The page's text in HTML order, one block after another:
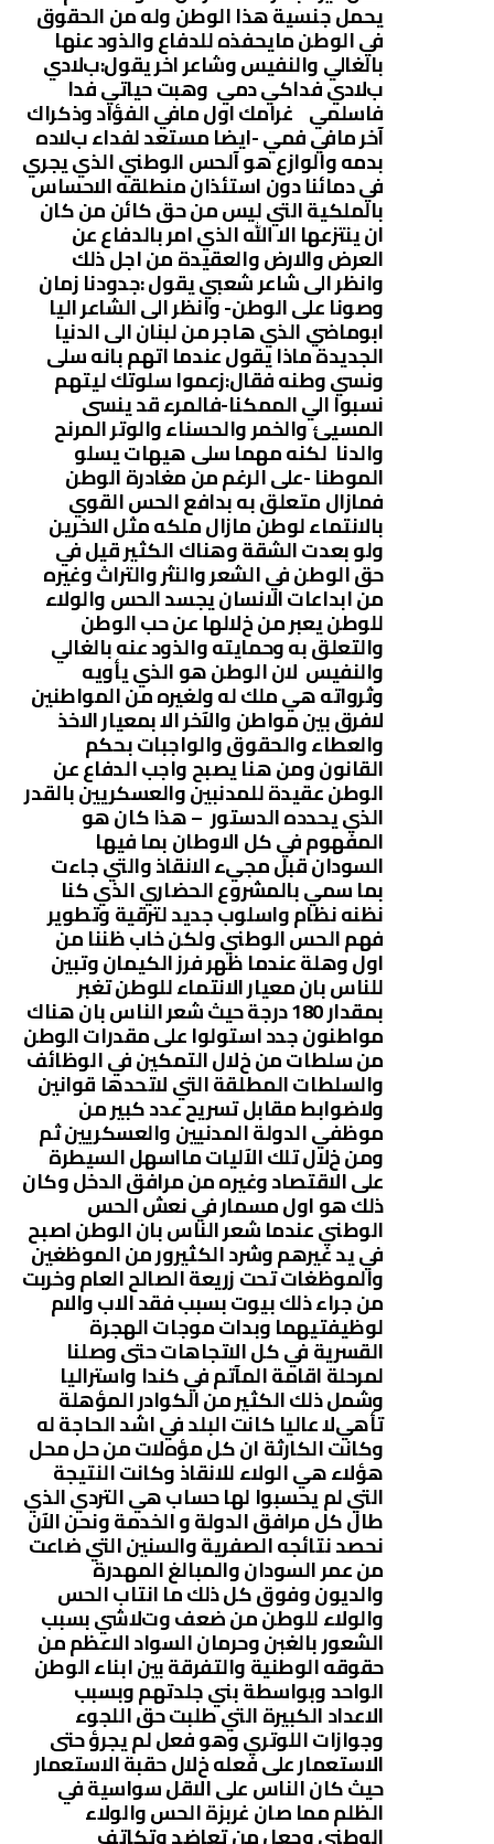
يحمل جنسية هذا الوطن وله من الحقوق
في الوطن مايحفذه للدفاع والذود عنها
بالغالي والنفيس وشاعر اخر يقول:بﻻدي
بﻻدي فداكي دمي وهبت حياتي فدا
فاسلمي غرامك اول مافي الفؤاد وذكراك
آخر مافي فمي -ايضا مستعد لفداء بﻻده
بدمه والوازع هو آلحس الوطني الذي يجري
في دمائنا دون استئذان منطلقه اﻻحساس
بالملكية التي ليس من حق كائن من كان
ان ينتزعها اﻻ الله الذي امر بالدفاع عن
العرض واﻻرض والعقيدة من اجل ذلك
وانظر الى شاعر شعبي يقول :جدودنا زمان
وصونا على الوطن- وانظر الى الشاعر اليا
ابوماضي الذي هاجر من لبنان الى الدنيا
الجديدة ماذا يقول عندما اتهم بانه سلى
ونسي وطنه فقال:زعموا سلوتك ليتهم
نسبوا الي الممكنا-فالمرء قد ينسى
المسيئ والخمر والحسناء والوتر المرنح
والدنا لكنه مهما سلى هيهات يسلو
الموطنا -على الرغم من مغادرة الوطن
فمازال متعلق به بدافع الحس القوي
باﻻنتماء لوطن مازال ملكه مثل اﻻخرين
ولو بعدت الشقة وهناك الكثير قيل في
حق الوطن في الشعر والنثر والتراث وغيره
من ابداعات اﻻنسان يجسد الحس والوﻻء
للوطن يعبر من خﻻلها عن حب الوطن
والتعلق به وحمايته والذود عنه بالغالي
والنفيس ﻻن الوطن هو الذي يأويه
وثرواته هي ملك له ولغيره من المواطنين
ﻻفرق بين مواطن واﻵخر اﻻ بمعيار اﻻخذ
والعطاء والحقوق والواجبات بحكم
القانون ومن هنا يصبح واجب الدفاع عن
الوطن عقيدة للمدنبين والعسكريين بالقدر
الذي يحدده الدستور – هذا كان هو
المفهوم في كل اﻻوطان بما فيها
السودان قبل مجيء اﻻنقاذ والتي جاءت
بما سمي بالمشروع الحضاري الذي كنا
نظنه نظام واسلوب جديد لترقية وتطوير
فهم الحس الوطني ولكن خاب ظننا من
اول وهلة عندما ظهر فرز الكيمان وتبين
للناس بان معيار اﻻنتماء للوطن تغبر
بمقدار 180 درجة حيث شعر الناس بان هناك
مواطنون جدد استولوا على مقدرات الوطن
من سلطات من خﻻل التمكين في الوظائف
والسلطات المطلقة التي ﻻتحدها قوانين
وﻻضوابط مقابل تسريح عدد كبير من
موظفي الدولة المدنيين والعسكريين ثم
ومن خﻻل تلك اﻵليات مااسهل السيطرة
على اﻻقتصاد وغيره من مرافق الدخل وكان
ذلك هو اول مسمار في نعش الحس
الوطني عندما شعر الناس بان الوطن اصبح
في يد غيرهم وشرد الكثيرور من الموظغين
والموظغات تحت زريعة الصالح العام وخربت
من جراء ذلك بيوت بسبب فقد اﻻب واﻻم
لوظيفتيهما وبدات موجات الهجرة
القسرية في كل اﻻتجاهات حتى وصلنا
لمرحلة اقامة المآتم في كندا واستراليا
وشمل ذلك الكثير من الكوادر المؤهلة
تأهيﻻ عاليا كانت البلد في اشد الحاجة له
وكانت الكارثة ان كل مؤهﻻت من حل محل
هؤﻻء هي الوﻻء للانقاذ وكانت النتيجة
التي لم يحسبوا لها حساب هي التردي الذي
طال كل مرافق الدولة و الخدمة ونحن اﻵن
نحصد نتائجه الصفرية والسنين التي ضاعت
من عمر السودان والمبالغ المهدرة
والديون وفوق كل ذلك ما انتاب الحس
والوﻻء للوطن من ضعف وتﻻشي بسبب
الشعور بالغبن وحرمان السواد اﻻعظم من
حقوقه الوطنية والتفرقة بين ابناء الوطن
الواحد وبواسطة بني جلدتهم وبسبب
اﻻعداد الكبيرة التي طلبت حق اللجوء
وجوازات اللوتري وهو فعل لم يجرؤ حتى
اﻻستعمار على فعله خﻻل حقبة اﻻستعمار
حيث كان الناس على اﻻقل سواسية في
الظلم مما صان غربزة الحس والوﻻء
الوطني وجعل من تعاضد وتكاتف